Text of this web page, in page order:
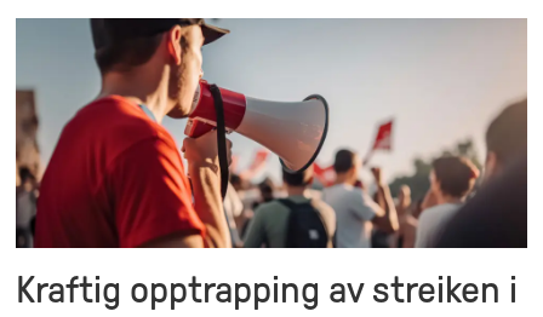
Kraftig opptrapping av streiken i